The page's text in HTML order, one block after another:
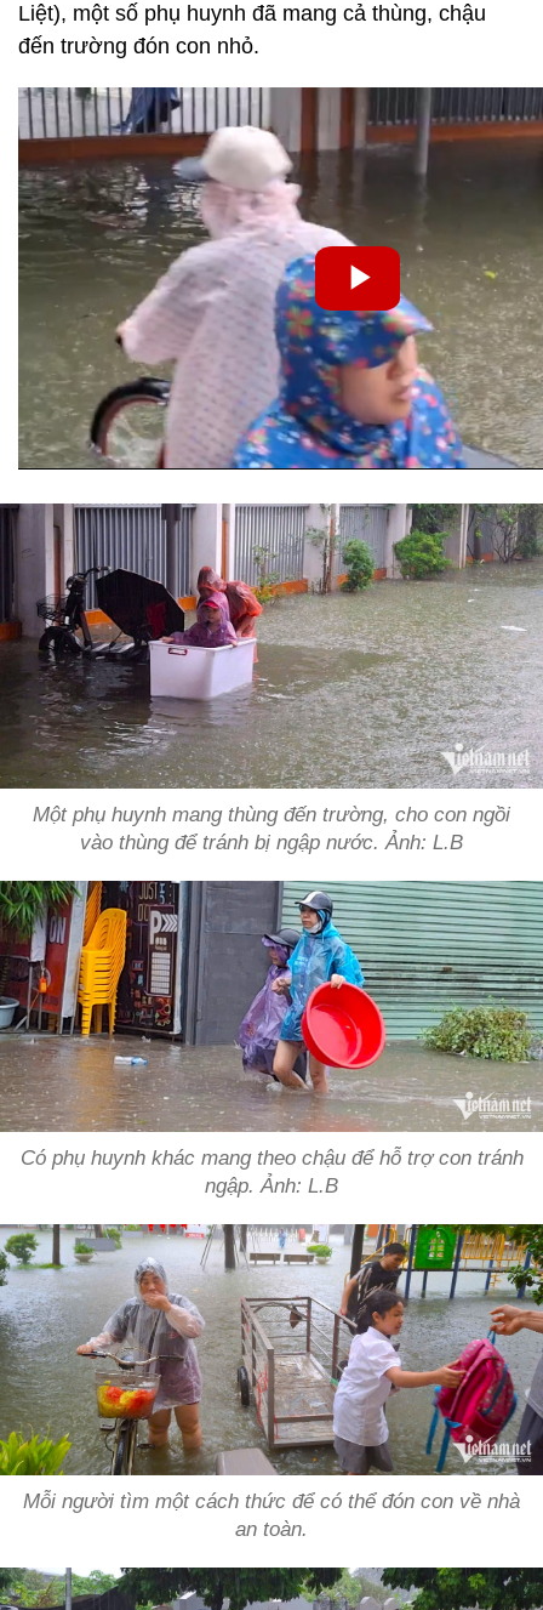
Liệt), một số phụ huynh đã mang cả thùng, chậu
đến trường đón con nhỏ.
Một phụ huynh mang thùng đến trường, cho con ngồi
vào thùng để tránh bị ngập nước. Ảnh: L.B
Có phụ huynh khác mang theo chậu để hỗ trợ con tránh
ngập. Ảnh: L.B
Mỗi người tìm một cách thức để có thể đón con về nhà
an toàn.